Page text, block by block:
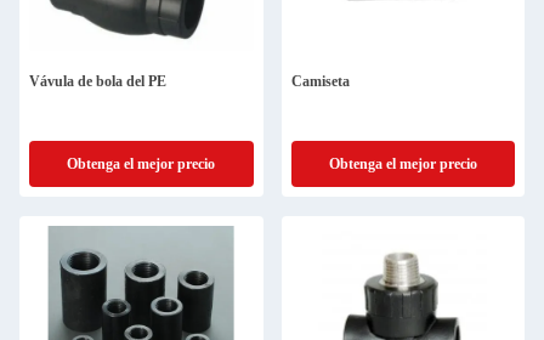
Vávula de bola del PE
Obtenga el mejor precio
Camiseta
Obtenga el mejor precio